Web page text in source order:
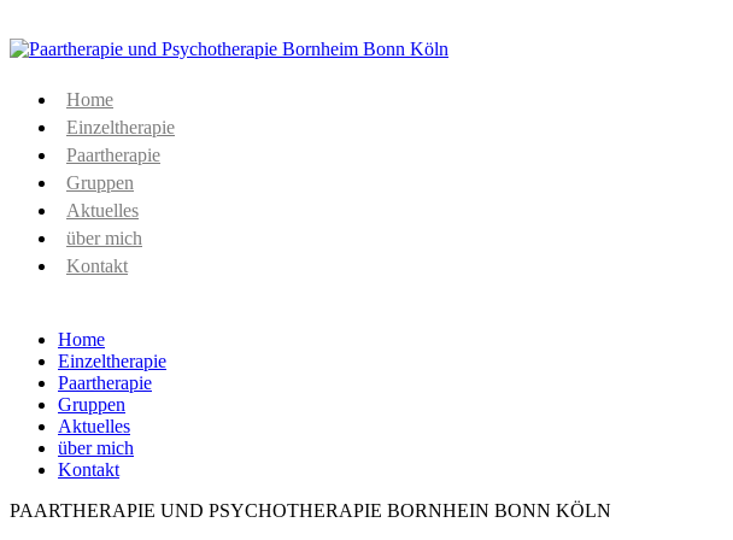
Inhalt
springen
Home
Einzeltherapie
Paartherapie
Gruppen
Aktuelles
über mich
Kontakt
Home
Einzeltherapie
Paartherapie
Gruppen
Aktuelles
über mich
Kontakt
PAARTHERAPIE UND PSYCHOTHERAPIE BORNHEIN BONN KÖLN